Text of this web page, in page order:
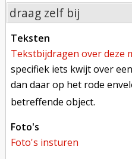
draag zelf bij
teksten
tekstbijdragen over deze
specifiek iets kwijt over een
dan daar op het rode
betreffende object.
foto's
foto's insturen